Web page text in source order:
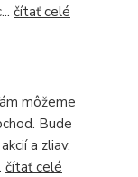
čítať celé
môžeme
Bude
a zliav.
čítať celé